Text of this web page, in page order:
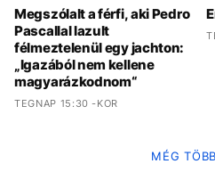
Megszólalt a férfi, aki Pedro
Pascallal lazult
félmeztelenül egy jachton:
„Igazából nem kellene
magyarázkodnom“
TEGNAP 15:30 -KOR
MÉG